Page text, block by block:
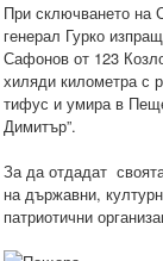
При сключването на
генерал Гурко
Сафонов от 123
хиляди километра с
тифус и умира в
Димитър”.
За да отдадат
на държавни,
патриотични